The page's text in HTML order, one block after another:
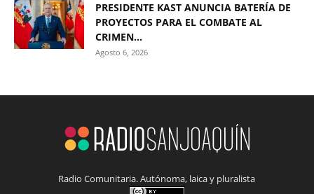
PRESIDENTE KAST ANUNCIA BATERÍA DE
PROYECTOS PARA EL COMBATE AL
CRIMEN...
Agosto 6, 2026
Radio Comunitaria. Autónoma, laica y pluralista